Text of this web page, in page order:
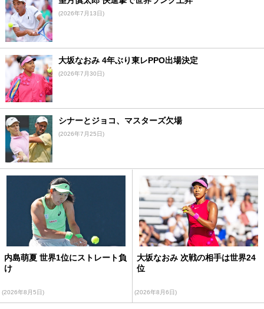
(2026年7月13日)
大坂なおみ 4年ぶり東レPPO出場決定
(2026年7月30日)
シナーとジョコ、マスターズ欠場
(2026年7月25日)
内島萌夏 世界1位にストレート負
け
(2026年8月5日)
大坂なおみ 次戦の相手は世界24
位
(2026年8月6日)